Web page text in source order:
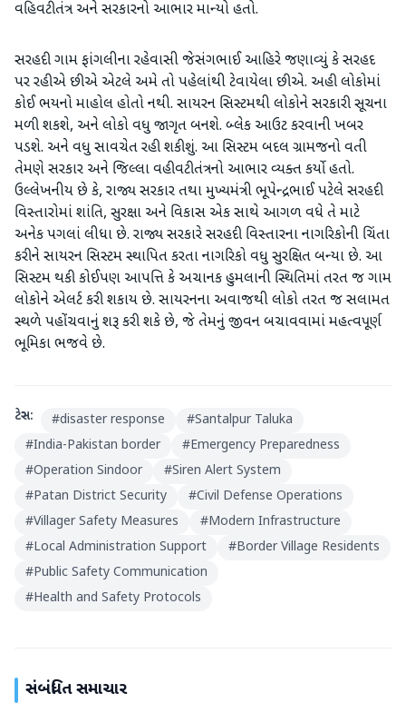
વહિવટીતંત્ર અને સરકારનો આભાર માન્યો હતો.
સરહદી ગામ ફાંગલીના રહેવાસી જેસંગભાઈ આહિરે જણાવ્યું કે સરહદ
પર રહીએ છીએ એટલે અમે તો પહેલાંથી ટેવાયેલા છીએ. અહી લોકોમાં
કોઈ ભયનો માહોલ હોતો નથી. સાયરન સિસ્ટમથી લોકોને સરકારી સૂચના
મળી શકશે, અને લોકો વધુ જાગૃત બનશે. બ્લેક આઉટ કરવાની ખબર
પડશે. અને વધુ સાવચેત રહી શકીશું. આ સિસ્ટમ બદલ ગ્રામજનો વતી
તેમણે સરકાર અને જિલ્લા વહીવટીતંત્રનો આભાર વ્યક્ત કર્યો હતો.
ઉલ્લેખનીય છે કે, રાજ્ય સરકાર તથા મુખ્યમંત્રી ભૂપેન્દ્રભાઈ પટેલે સરહદી
વિસ્તારોમાં શાંતિ, સુરક્ષા અને વિકાસ એક સાથે આગળ વધે તે માટે
અનેક પગલાં લીધા છે. રાજ્ય સરકારે સરહદી વિસ્તારના નાગરિકોની ચિંતા
કરીને સાયરન સિસ્ટમ સ્થાપિત કરતા નાગરિકો વધુ સુરક્ષિત બન્યા છે. આ
સિસ્ટમ થકી કોઈપણ આપત્તિ કે અચાનક હુમલાની સ્થિતિમાં તરત જ ગામ
લોકોને એલર્ટ કરી શકાય છે. સાયરનના અવાજથી લોકો તરત જ સલામત
સ્થળે પહોંચવાનું શરૂ કરી શકે છે, જે તેમનું જીવન બચાવવામાં મહત્વપૂર્ણ
ભૂમિકા ભજવે છે.
ટેગ્સ: #disaster response #Santalpur Taluka
#India-Pakistan border #Emergency Preparedness
#Operation Sindoor #Siren Alert System
#Patan District Security #Civil Defense Operations
#Villager Safety Measures #Modern Infrastructure
#Local Administration Support #Border Village Residents
#Public Safety Communication
#Health and Safety Protocols
સંબંધિત સમાચાર